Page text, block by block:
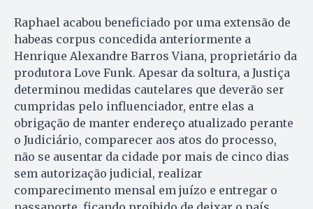
Raphael acabou beneficiado por uma extensão de
habeas corpus concedida anteriormente a
Henrique Alexandre Barros Viana, proprietário da
produtora Love Funk. Apesar da soltura, a Justiça
determinou medidas cautelares que deverão ser
cumpridas pelo influenciador, entre elas a
obrigação de manter endereço atualizado perante
o Judiciário, comparecer aos atos do processo,
não se ausentar da cidade por mais de cinco dias
sem autorização judicial, realizar
comparecimento mensal em juízo e entregar o